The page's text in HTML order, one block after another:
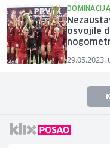
osvojile
29.05.2023.